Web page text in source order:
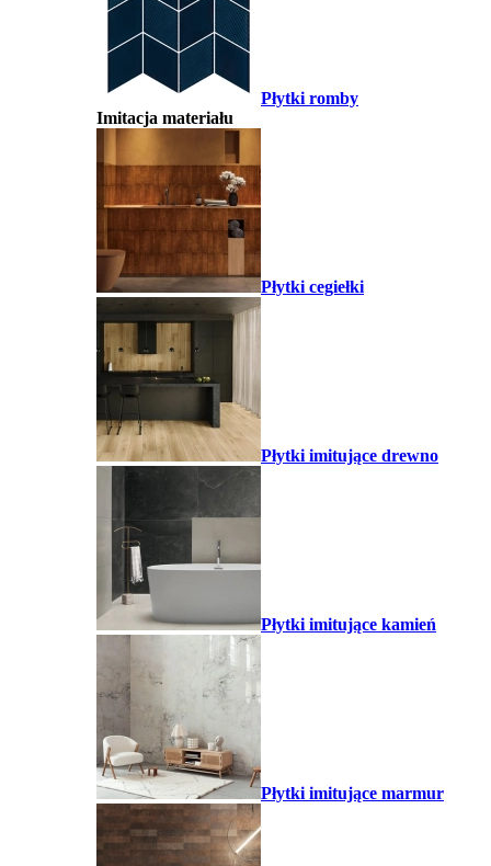
Płytki romby
Imitacja materiału
Płytki cegiełki
Płytki imitujące drewno
Płytki imitujące kamień
Płytki imitujące marmur